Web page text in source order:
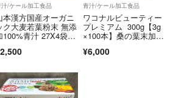
/ケール加工食品
本漢方国産オーガニ
ク大麦若葉粉末 無添
100%青汁 27X4袋 1
青汁/ケール加工食品
ワコナルビューティー
プレミアム 300g【3g
×100本】桑の葉末加工
¥6,000